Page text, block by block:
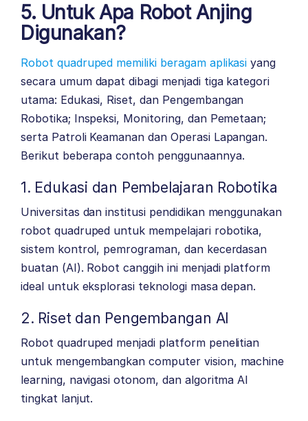
5. Untuk Apa Robot Anjing
Digunakan?
Robot quadruped memiliki beragam aplikasi yang
secara umum dapat dibagi menjadi tiga kategori
utama: Edukasi, Riset, dan Pengembangan
Robotika; Inspeksi, Monitoring, dan Pemetaan;
serta Patroli Keamanan dan Operasi Lapangan.
Berikut beberapa contoh penggunaannya.
1. Edukasi dan Pembelajaran Robotika
Universitas dan institusi pendidikan menggunakan
robot quadruped untuk mempelajari robotika,
sistem kontrol, pemrograman, dan kecerdasan
buatan (AI). Robot canggih ini menjadi platform
ideal untuk eksplorasi teknologi masa depan.
2. Riset dan Pengembangan AI
Robot quadruped menjadi platform penelitian
untuk mengembangkan computer vision, machine
learning, navigasi otonom, dan algoritma AI
tingkat lanjut.